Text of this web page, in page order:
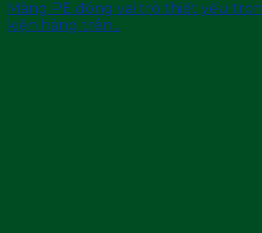
Màng PE đóng vai trò thiết yếu
kiện hàng trên...